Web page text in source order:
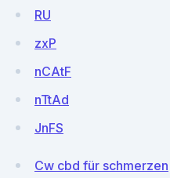
RU
zxP
nCAtF
nTtAd
JnFS
Cw cbd für schmerzen